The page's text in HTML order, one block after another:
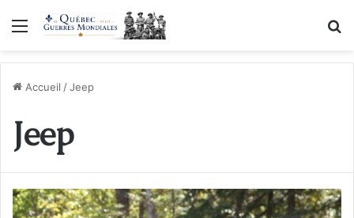
Menu
Accueil /Jeep
Jeep